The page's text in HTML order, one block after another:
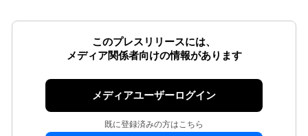
このプレスリリースには、
メディア関係者向けの情報があります
メディアユーザーログイン
既に登録済みの方はこちら